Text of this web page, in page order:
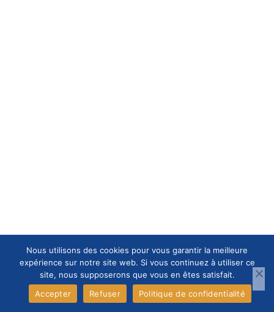
Nous utilisons des cookies pour vous garantir la meilleure
expérience sur notre site web. Si vous continuez à utiliser ce
site, nous supposerons que vous en êtes satisfait.
Accepter
Refuser Politique de confidentialité